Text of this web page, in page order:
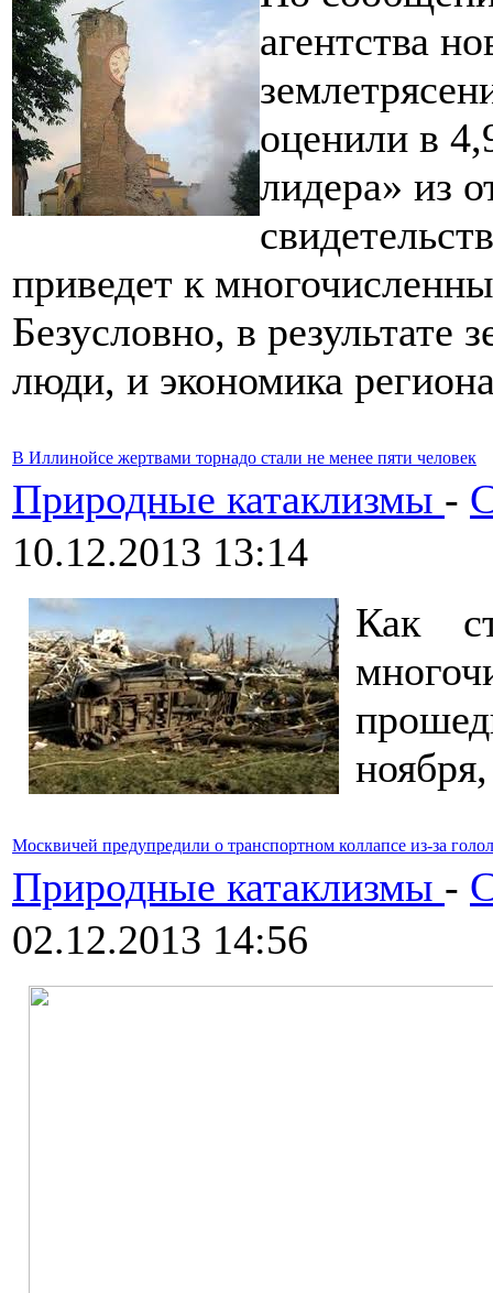
агентства
оценили в
лидера» из
приведет к
Безусловно, в результате
люди, и экономика
В Иллинойсе жертвами торнадо стали не менее пяти человек
Природные катаклизмы -
10.12.2013 13:14
Как
Москвичей предупредили о транспортном коллапсе из-за
Природные катаклизмы -
02.12.2013 14:56